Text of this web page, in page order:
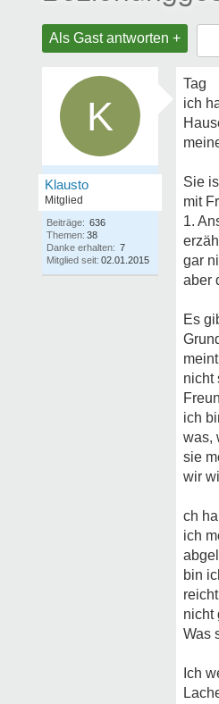
Als Gast antworten +
K
Klausto
Mitglied
Beiträge: 636
Themen: 38
Danke erhalten: 7
Mitglied seit: 02.01.2015
Tag
ich
Sie
mit
1.
gar
aber
Es
nicht
ich
was,
sie
wir
ch
ich
bin
nicht
Was
Ich